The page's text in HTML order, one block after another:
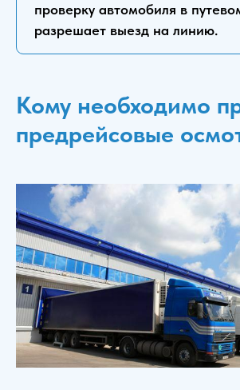
проверку автомобиля в
разрешает выезд на линию.
Кому необходимо
предрейсовые